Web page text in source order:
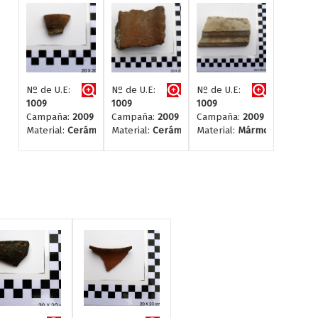
Nº de U.E:
1009
Campaña:2009
Material:Cerámica
Nº de U.E:
1009
Campaña:2009
Material:Cerámica
Nº de U.E:
1009
Campaña:2009
Material: Mármol